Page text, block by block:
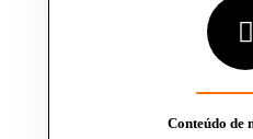
Conteúdo de